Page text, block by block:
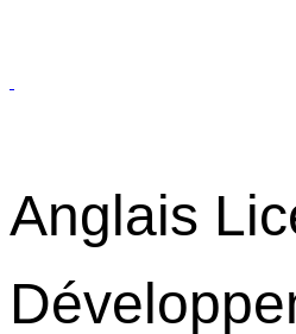
Anglais